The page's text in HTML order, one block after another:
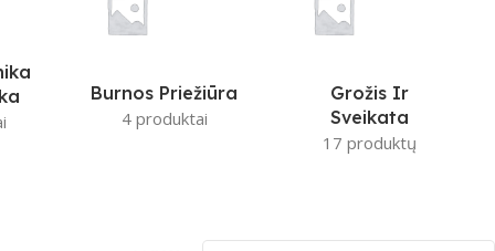
Burnos Priežiūra
4 produktai
Grožis Ir
Sveikata
17 produktų